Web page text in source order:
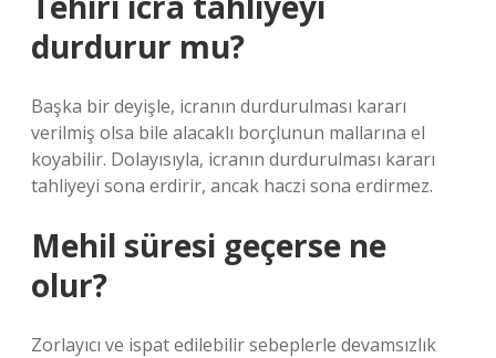
durdurur mu?
Başka bir deyişle, icranın durdurulması kararı
verilmiş olsa bile alacaklı borçlunun mallarına el
koyabilir. Dolayısıyla, icranın durdurulması kararı
tahliyeyi sona erdirir, ancak haczi sona erdirmez.
Mehil süresi geçerse ne
olur?
Zorlayıcı ve ispat edilebilir sebeplerle devamsızlık